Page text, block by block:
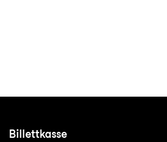
Billettkasse